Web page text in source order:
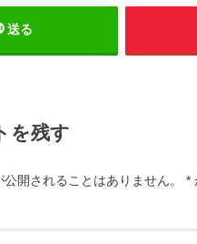
送る
を残す
開されることはありません。 *